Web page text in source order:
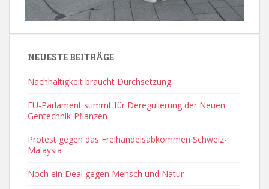
NEUESTE BEITRÄGE
Nachhaltigkeit braucht Durchsetzung
EU-Parlament stimmt für Deregulierung der Neuen
Gentechnik-Pflanzen
Protest gegen das Freihandelsabkommen Schweiz-
Malaysia
Noch ein Deal gegen Mensch und Natur